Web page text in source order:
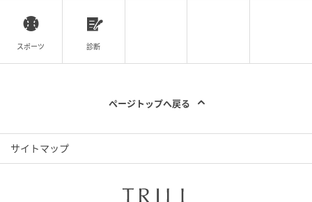
いまでの愛を吐露する書き込みも見られました。
過ぎると、歯磨き粉の薬用成分を落としてしまうんで
数。しかし、そこからスタジオの悪ふざけへと転じる
落差に、「この番組のためにインタビューされる専門
とした時に歯が取れるのでって言うめちゃくちゃ無駄
スポーツ 診断
ページトップへ戻る
サイトマップ